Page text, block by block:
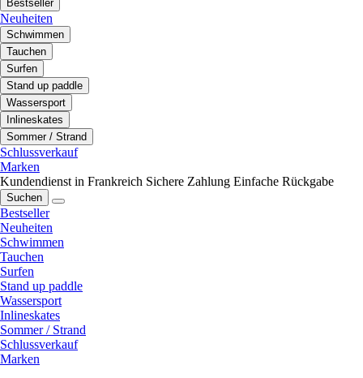
Bestseller
Neuheiten
Schwimmen
Tauchen
Surfen
Stand up paddle
Wassersport
Inlineskates
Sommer / Strand
Schlussverkauf
Marken
Kundendienst in Frankreich Sichere Zahlung Einfache Rückgabe
Suchen
Bestseller
Neuheiten
Schwimmen
Tauchen
Surfen
Stand up paddle
Wassersport
Inlineskates
Sommer / Strand
Schlussverkauf
Marken